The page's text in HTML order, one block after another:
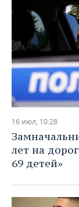
16 июл, 10:28
лет на
69 детей»